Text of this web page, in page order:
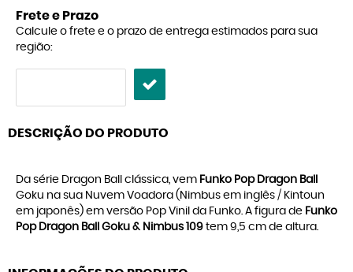
Frete e Prazo
Calcule o frete e o prazo de entrega estimados para sua
região:
DESCRIÇÃO DO PRODUTO
Da série Dragon Ball clássica, vem Funko Pop Dragon Ball
Goku na sua Nuvem Voadora (Nimbus em inglês / Kintoun
em japonês) em versão Pop Vinil da Funko. A figura de Funko
Pop Dragon Ball Goku & Nimbus 109 tem 9,5 cm de altura.